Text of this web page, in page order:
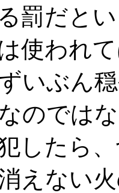
罰だと
使われ
いぶん
のでは
したら
えない